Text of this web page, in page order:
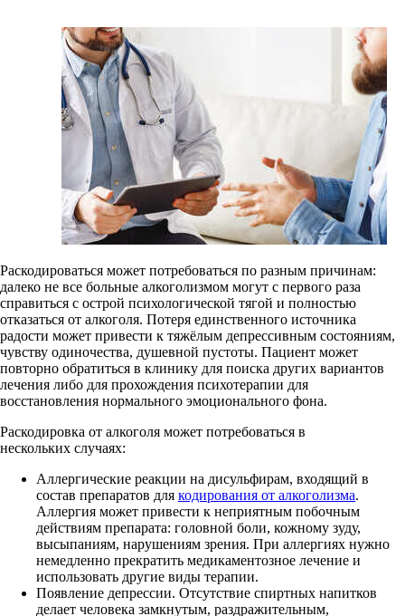
Раскодироваться может потребоваться по разным причинам:
далеко не все больные алкоголизмом могут с первого раза
справиться с острой психологической тягой и полностью
отказаться от алкоголя. Потеря единственного источника
радости может привести к тяжёлым депрессивным состояниям,
чувству одиночества, душевной пустоты. Пациент может
повторно обратиться в клинику для поиска других вариантов
лечения либо для прохождения психотерапии для
восстановления нормального эмоционального фона.
Раскодировка от алкоголя может потребоваться в
нескольких случаях:
Аллергические реакции на дисульфирам, входящий в
состав препаратов для кодирования от алкоголизма.
Аллергия может привести к неприятным побочным
действиям препарата: головной боли, кожному зуду,
высыпаниям, нарушениям зрения. При аллергиях нужно
немедленно прекратить медикаментозное лечение и
использовать другие виды терапии.
Появление депрессии. Отсутствие спиртных напитков
делает человека замкнутым, раздражительным,